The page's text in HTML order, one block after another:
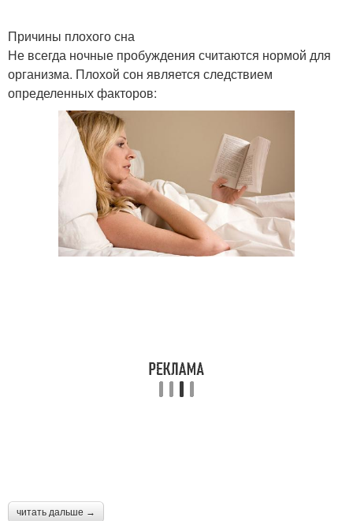
Причины плохого сна
Не всегда ночные пробуждения считаются нормой для
организма. Плохой сон является следствием
определенных факторов:
читать дальше →